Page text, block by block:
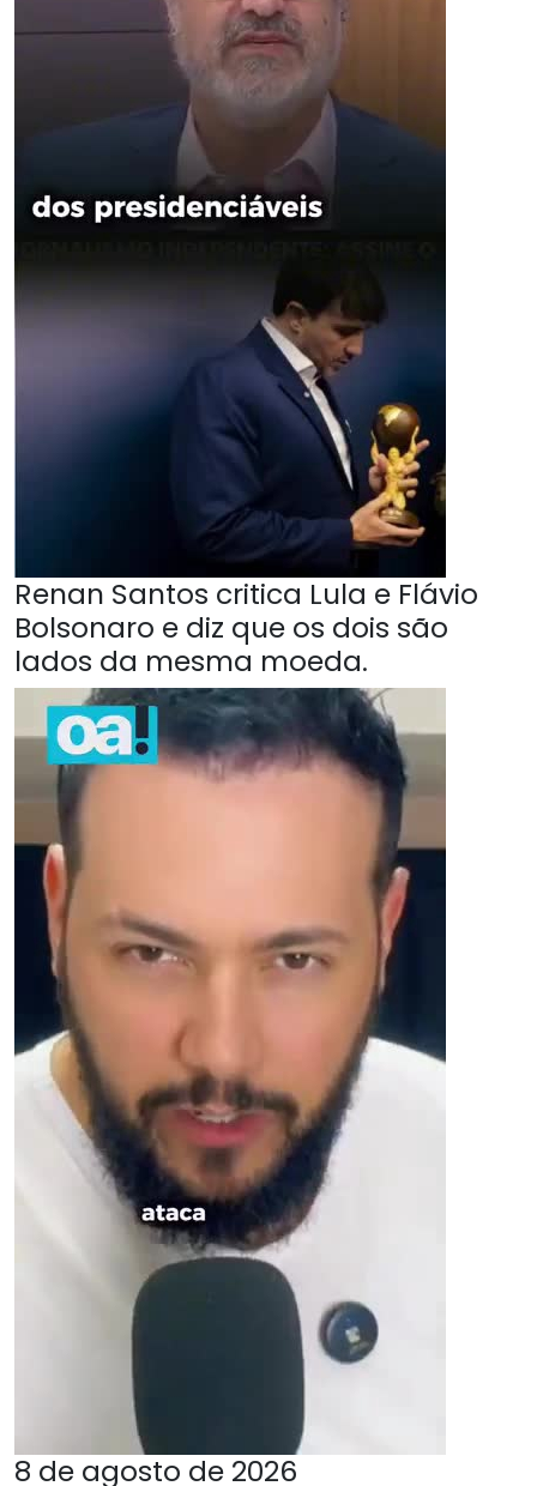
Renan Santos critica Lula e Flávio
Bolsonaro e diz que os dois são
lados da mesma moeda.
8 de agosto de 2026